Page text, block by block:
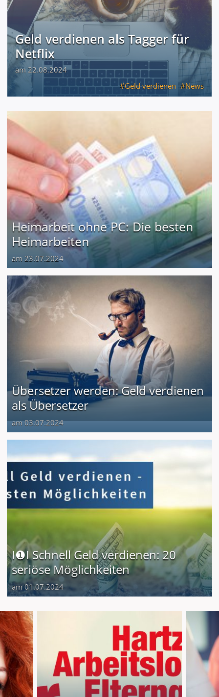
Geld verdienen als Tagger für
Netflix
am 22.08.2024
Geld verdienen
News
Heimarbeit ohne PC: Die besten
Heimarbeiten
am 23.07.2024
Übersetzer werden: Geld verdienen
als Übersetzer
am 03.07.2024
I❶I Schnell Geld verdienen: 20
seriöse Möglichkeiten
am 01.07.2024